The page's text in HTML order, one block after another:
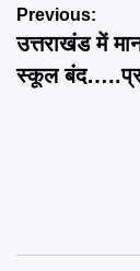
Post
Previous:
उत्तराखंड में
स्कूल